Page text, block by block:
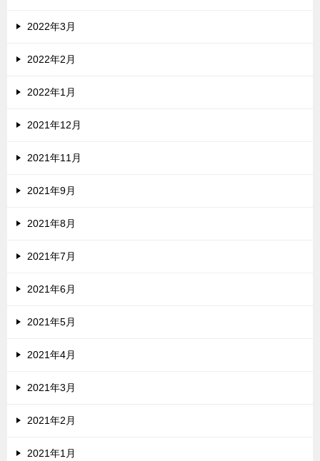
2022年3月
2022年2月
2022年1月
2021年12月
2021年11月
2021年9月
2021年8月
2021年7月
2021年6月
2021年5月
2021年4月
2021年3月
2021年2月
2021年1月